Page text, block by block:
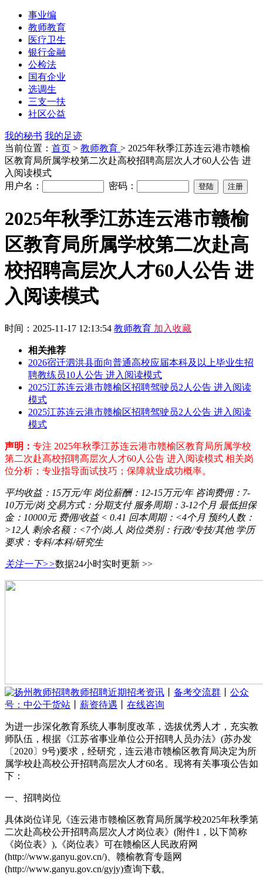
事业编
教师教育
医疗卫生
银行金融
公检法
国有企业
选调生
三支一扶
社区公益
我的秘书 我的足迹
当前位置： 首页 > 教师教育 > 2025年秋季江苏连云港市赣榆
区教育局所属学校第二次赴高校招聘高层次人才60人公告 进
入阅读模式
用户名：
密码：
2025年秋季江苏连云港市赣榆
区教育局所属学校第二次赴高
校招聘高层次人才60人公告 进
入阅读模式
时间：2025-11-17 12:13:54 教师教育 加入收藏
相关推荐
2026宿迁泗洪县面向普通高校应届本科及以上毕业生招
聘教练员10人公告 进入阅读模式
2025江苏连云港市赣榆区招聘驾驶员2人公告 进入阅读
模式
2025江苏连云港市赣榆区招聘驾驶员2人公告 进入阅读
模式
声明： 专注 2025年秋季江苏连云港市赣榆区教育局所属学校
第二次赴高校招聘高层次人才60人公告 进入阅读模式 相关岗
位分析；专业指导面试技巧；保障就业成功概率。
平均收益： 15万元/年 岗位薪酬： 12-15万元/年 咨询费佣： 7-
10万元/岗 交易方式： 分期支付 服务周期： 3-12个月 最低担保
金： 10000元 费佣/收益 < 0.41 回本周期： <4个月 预约人数：
>12人 剩余名额： <7个/岗.人 岗位类别： 行政/专技/其他 学历
要求： 专科/本科/研究生
关注一下>>数据24小时实时更新 >>
教师招聘近期招考资讯 备考交流群
公众
号：中公干货站
薪资待遇 在线咨询
为进一步深化教育系统人事制度改革，选拔优秀人才，充实教
师队伍，根据《江苏省事业单位公开招聘人员办法》(苏办发
〔2020〕9号)要求，经研究，连云港市赣榆区教育局决定为所
属学校赴高校公开招聘高层次人才60名。现将有关事项公告如
下：
一、招聘岗位
具体岗位详见《连云港市赣榆区教育局所属学校2025年秋季第
二次赴高校公开招聘高层次人才岗位表》(附件1，以下简称
《岗位表》),《岗位表》可在赣榆区人民政府网
(http://www.ganyu.gov.cn/)、赣榆教育专题网
(http://www.ganyu.gov.cn/gyjy)查询下载。